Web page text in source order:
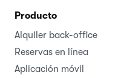
Producto
Alquiler back-office
Reservas en línea
Aplicación móvil